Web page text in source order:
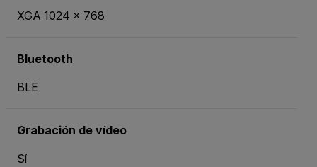
XGA 1024 × 768
Bluetooth
BLE
Grabación de vídeo
Sí